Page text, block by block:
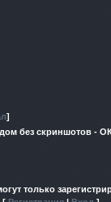
]
без скриншотов -
только